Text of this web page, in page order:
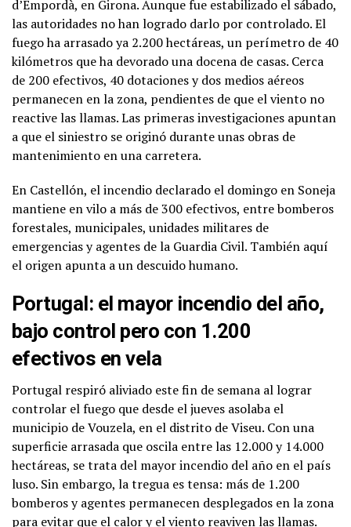
d’Empordà, en Girona. Aunque fue estabilizado el sábado,
las autoridades no han logrado darlo por controlado. El
fuego ha arrasado ya 2.200 hectáreas, un perímetro de 40
kilómetros que ha devorado una docena de casas. Cerca
de 200 efectivos, 40 dotaciones y dos medios aéreos
permanecen en la zona, pendientes de que el viento no
reactive las llamas. Las primeras investigaciones apuntan
a que el siniestro se originó durante unas obras de
mantenimiento en una carretera.
En Castellón, el incendio declarado el domingo en Soneja
mantiene en vilo a más de 300 efectivos, entre bomberos
forestales, municipales, unidades militares de
emergencias y agentes de la Guardia Civil. También aquí
el origen apunta a un descuido humano.
Portugal: el mayor incendio del año,
bajo control pero con 1.200
efectivos en vela
Portugal respiró aliviado este fin de semana al lograr
controlar el fuego que desde el jueves asolaba el
municipio de Vouzela, en el distrito de Viseu. Con una
superficie arrasada que oscila entre las 12.000 y 14.000
hectáreas, se trata del mayor incendio del año en el país
luso. Sin embargo, la tregua es tensa: más de 1.200
bomberos y agentes permanecen desplegados en la zona
para evitar que el calor y el viento reaviven las llamas.